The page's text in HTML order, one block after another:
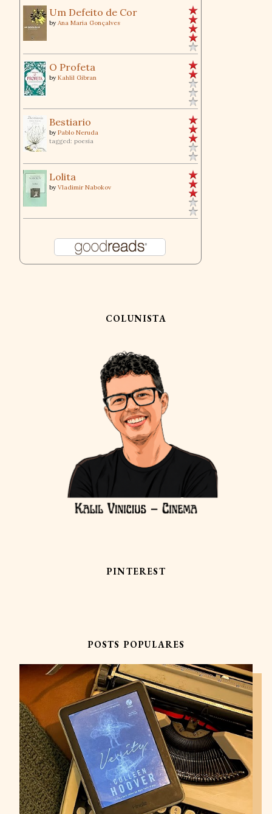
Um Defeito de Cor
by Ana Maria Gonçalves
O Profeta
by Kahlil Gibran
Bestiario
by Pablo Neruda
tagged: poesia
Lolita
by Vladimir Nabokov
COLUNISTA
PINTEREST
POSTS POPULARES